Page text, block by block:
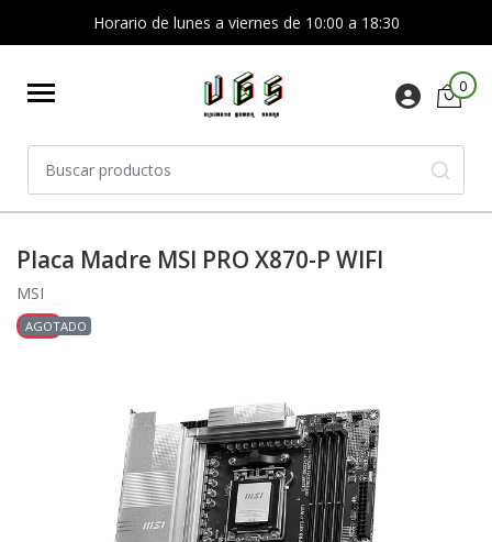
Horario de lunes a viernes de 10:00 a 18:30
0
Placa Madre MSI PRO X870-P WIFI
MSI
AGOTADO
-14%